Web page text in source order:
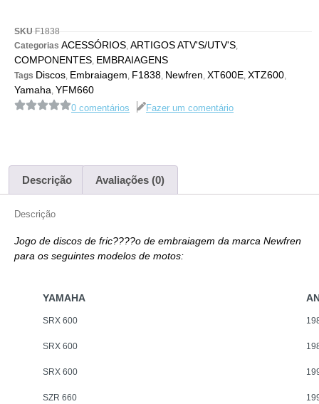
SKU F1838
Categorias ACESSÓRIOS, ARTIGOS ATV'S/UTV'S,
COMPONENTES, EMBRAIAGENS
Tags Discos, Embraiagem, F1838, Newfren, XT600E, XTZ600,
Yamaha, YFM660
0 comentários Fazer um comentário
Descrição Avaliações (0)
Descrição
Jogo de discos de fric????o de embraiagem da marca Newfren
para os seguintes modelos de motos:
YAMAHA
SRX 600
SRX 600
SRX 600
SZR 660